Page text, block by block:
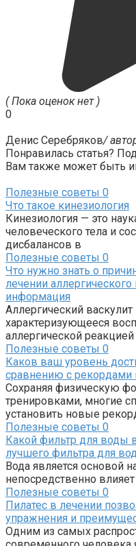
( Пока оценок нет )
0
Денис Серебряков/
Понравилась статья?
Вам также может быть
Полезные советы 0
Что такое кинезиология
Кинезиология — это
человеческого тела и
дисбалансов в
Полезные советы 0
Что нужно знать о
лечении
информация
Аллергический
характеризующееся
аллергической
Полезные советы 0
Каков ваш уровень
сравнению с рекордами
Сохраняя физическую
тренировками, многие
установить новые
Полезные советы 0
Какой фильтр для воды
лучшего фильтра для
Вода является основой
непосредственно
Полезные советы 0
Пилатес в лечении
упражнения и
Одним из самых